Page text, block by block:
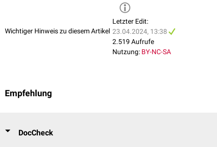
Wichtiger Hinweis zu diesem Artikel
Letzter Edit:
23.04.2024, 13:38
2.519 Aufrufe
Nutzung: BY-NC-SA
Empfehlung
DocCheck